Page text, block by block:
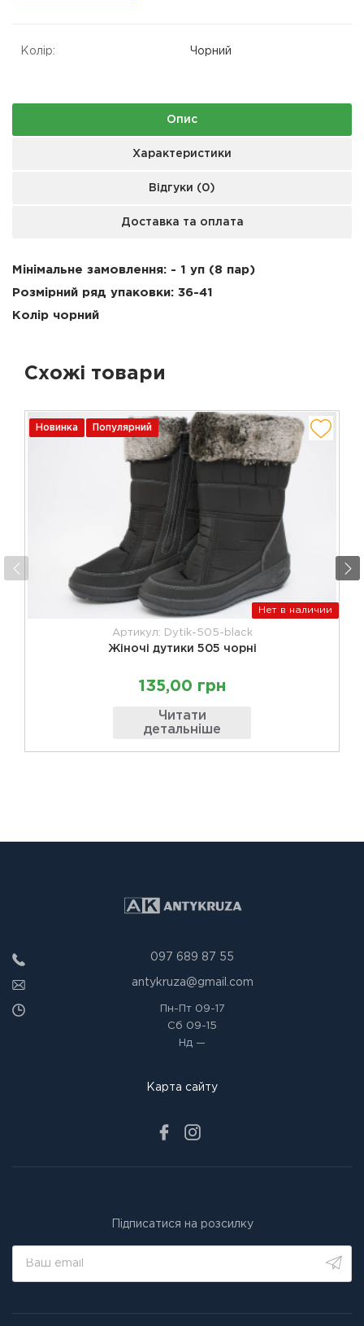
Колір: Чорний
Опис
Характеристики
Відгуки (0)
Доставка та оплата
Мінімальне замовлення: - 1 уп (8 пар)
Розмірний ряд упаковки: 36-41
Колір чорний
Схожі товари
Новинка Популярний
Нет в наличии
Артикул: Dytik-505-black
Жіночі дутики 505 чорні
135,00 грн
Читати
детальніше
097 689 87 55
antykruza@gmail.com
Пн-Пт09-17
Сб 09-15
Нд —
Карта сайту
Підписатися на розсилку